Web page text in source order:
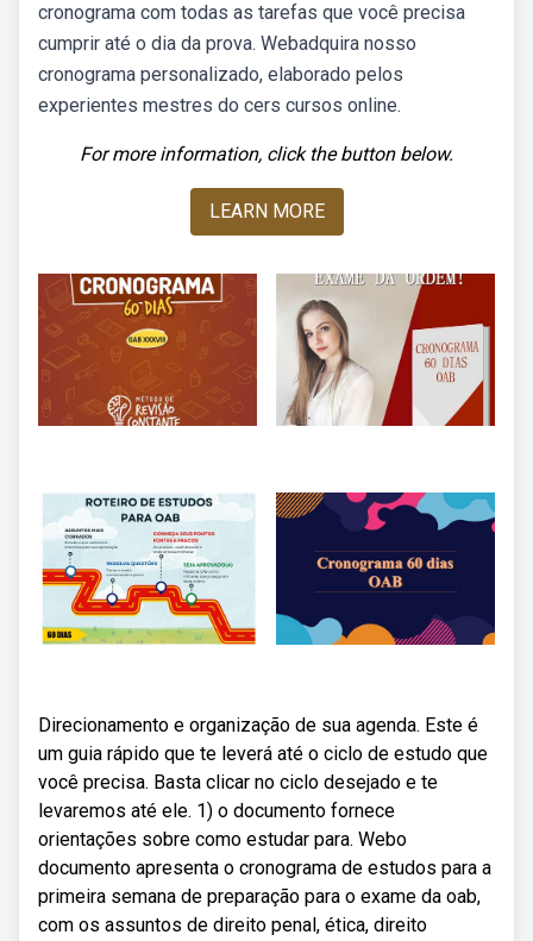
cronograma com todas as tarefas que você precisa
cumprir até o dia da prova. Webadquira nosso
cronograma personalizado, elaborado pelos
experientes mestres do cers cursos online.
For more information, click the button below.
LEARN MORE
Direcionamento e organização de sua agenda. Este é
um guia rápido que te leverá até o ciclo de estudo que
você precisa. Basta clicar no ciclo desejado e te
levaremos até ele. 1) o documento fornece
orientações sobre como estudar para. Webo
documento apresenta o cronograma de estudos para a
primeira semana de preparação para o exame da oab,
com os assuntos de direito penal, ética, direito